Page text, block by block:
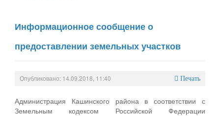
Информационное сообщение о
предоставлении земельных участков
Опубликовано: 14.09.2018, 11:40 Печать
Администрация Кашинского района в соответствии с
Земельным кодексом Российской Федерации